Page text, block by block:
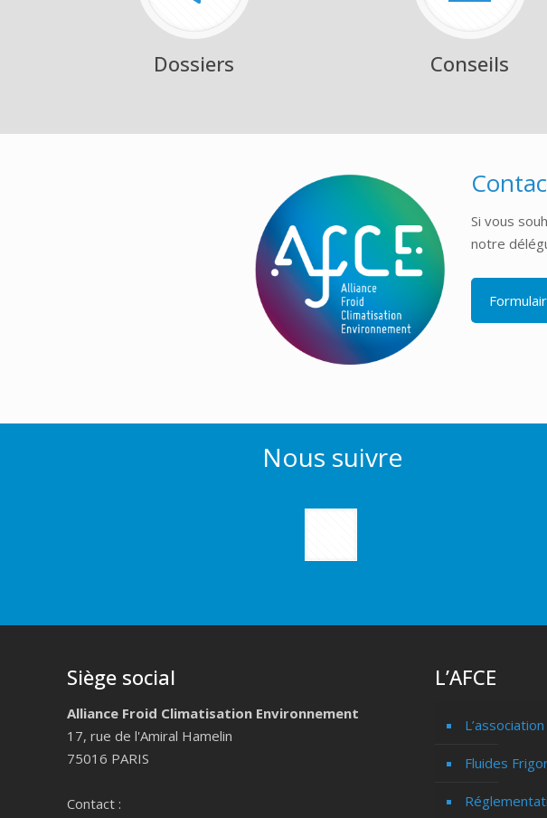
Dossiers Conseils
Si vous
notre
Nous suivre
Siège social
Alliance Froid Climatisation Environnement
17, rue de l'Amiral Hamelin
75016 PARIS
Contact :
L’AFCE
L’association
Fluides